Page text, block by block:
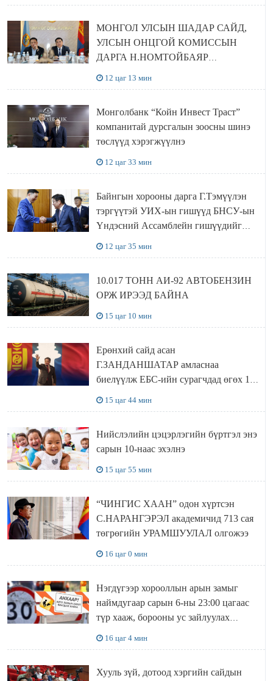
МОНГОЛ УЛСЫН ШАДАР САЙД,
УЛСЫН ОНЦГОЙ КОМИССЫН
ДАРГА Н.НОМТОЙБАЯР
12 цаг 13 мин
Монголбанк “Койн Инвест Траст”
компанитай дурсгалын зоосны шинэ
төслүүд хэрэгжүүлнэ
12 цаг 33 мин
Байнгын хорооны дарга Г.Тэмүүлэн
тэргүүтэй УИХ-ын гишүүд БНСУ-ын
Үндэсний Ассамблейн гишүүдийг
12 цаг 35 мин
10.017 ТОНН АИ-92 АВТОБЕНЗИН
ОРЖ ИРЭЭД БАЙНА
15 цаг 10 мин
Ерөнхий сайд асан
Г.ЗАНДАНШАТАР амласнаа
биелүүлж ЕБС-ийн сурагчдад өгөх 10.
15 цаг 44 мин
Нийслэлийн цэцэрлэгийн бүртгэл энэ
сарын 10-наас эхэлнэ
15 цаг 55 мин
“ЧИНГИС ХААН” одон хүртсэн
С.НАРАНГЭРЭЛ академичид 713 сая
төгрөгийн УРАМШУУЛАЛ олгожээ
16 цаг 0 мин
Нэгдүгээр хорооллын арын замыг
наймдугаар сарын 6-ны 23:00 цагаас
түр хааж, борооны ус зайлуулах
16 цаг 4 мин
Хууль зүй, дотоод хэргийн сайдын